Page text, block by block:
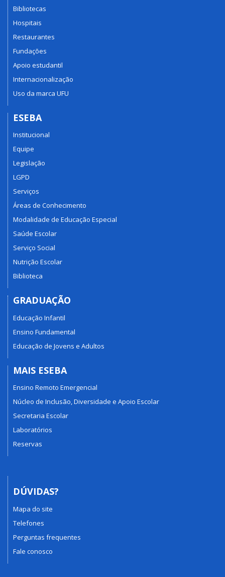
Bibliotecas
Hospitais
Restaurantes
Fundações
Apoio estudantil
Internacionalização
Uso da marca UFU
ESEBA
Institucional
Equipe
Legislação
LGPD
Serviços
Áreas de Conhecimento
Modalidade de Educação Especial
Saúde Escolar
Serviço Social
Nutrição Escolar
Biblioteca
GRADUAÇÃO
Educação Infantil
Ensino Fundamental
Educação de Jovens e Adultos
MAIS ESEBA
Ensino Remoto Emergencial
Núcleo de Inclusão, Diversidade e Apoio Escolar
Secretaria Escolar
Laboratórios
Reservas
DÚVIDAS?
Mapa do site
Telefones
Perguntas frequentes
Fale conosco